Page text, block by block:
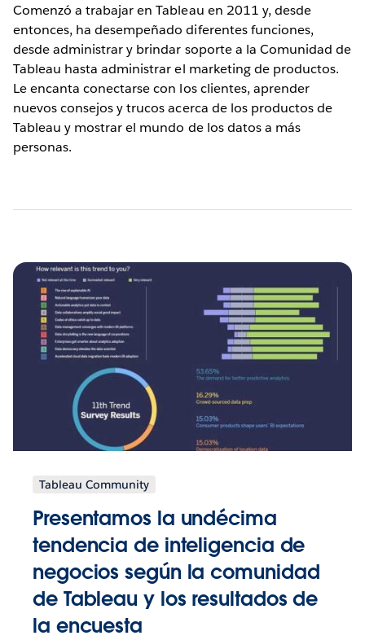
Comenzó a trabajar en Tableau en 2011 y, desde
entonces, ha desempeñado diferentes funciones,
desde administrar y brindar soporte a la Comunidad de
Tableau hasta administrar el marketing de productos.
Le encanta conectarse con los clientes, aprender
nuevos consejos y trucos acerca de los productos de
Tableau y mostrar el mundo de los datos a más
personas.
Tableau Community
Presentamos la undécima
tendencia de inteligencia de
negocios según la comunidad
de Tableau y los resultados de
la encuesta